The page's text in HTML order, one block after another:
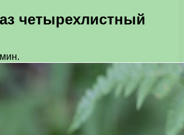
четырехлистный